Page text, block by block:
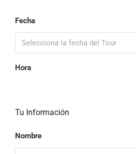
Fecha
Hora
Tu Información
Nombre